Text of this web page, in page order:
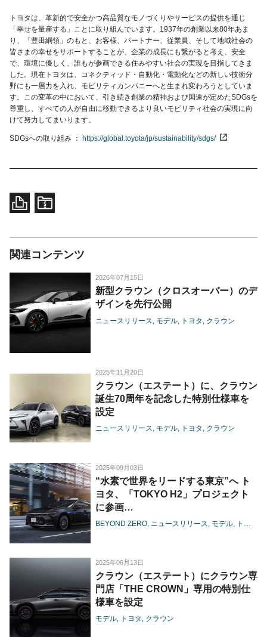
トヨタは、革新的で安全かつ高品質なモノづくりやサービスの提供を通じ
「幸せを量産する」ことに取り組んでいます。1937年の創業以来80年あま
り、「豊田綱領」のもと、お客様、パートナー、従業員、そして地域社会の
皆さまの幸せをサポートすることが、企業の成長にも繋がると考え、安全
で、環境に優しく、誰もが参画できる住みやすい社会の実現を目指してきま
した。現在トヨタは、コネクティッド・自動化・電動化などの新しい技術分
野にも一層力を入れ、モビリティカンパニーへと生まれ変わろうとしていま
す。この変革の中において、引き続き創業の精神および国連が定めたSDGsを
尊重し、すべての人が自由に移動できるより良いモビリティ社会の実現に向
けて努力してまいります。
SDGsへの取り組み https://global.toyota/jp/sustainability/sdgs/
関連コンテンツ
2026年07月15日
新型クラウン（クロスオーバー）のデ
ザインを先行公開
ニュースリリース モデル トヨタ クラウン
2025年11月20日
クラウン（エステート）に、クラウン
誕生70周年を記念した特別仕様車を
設定
ニュースリリース モデル トヨタ クラウン
2025年09月03日
“水素で世界をリードする東京”へ ト
ヨタ、「TOKYO H2」プロジェクト
に参画
-燃料電池タクシーにクラウンを導
BEYOND ZERO ニュースリリース モデル トヨタ
2025年06月13日
クラウン（エステート）にクラウン専
門店「THE CROWN」専用の特別仕
様車を設定
モデル トヨタ クラウン